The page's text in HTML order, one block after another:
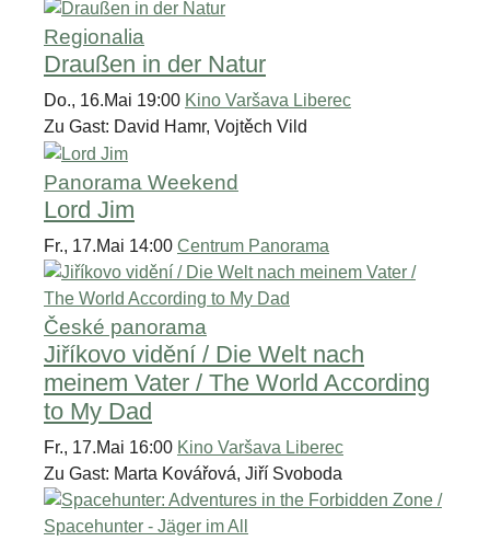
Regionalia
Draußen in der Natur
Do., 16.Mai 19:00 Kino Varšava Liberec
Zu Gast: David Hamr, Vojtěch Vild
Panorama Weekend
Lord Jim
Fr., 17.Mai 14:00 Centrum Panorama
České panorama
Jiříkovo vidění / Die Welt nach
meinem Vater / The World According
to My Dad
Fr., 17.Mai 16:00 Kino Varšava Liberec
Zu Gast: Marta Kovářová, Jiří Svoboda